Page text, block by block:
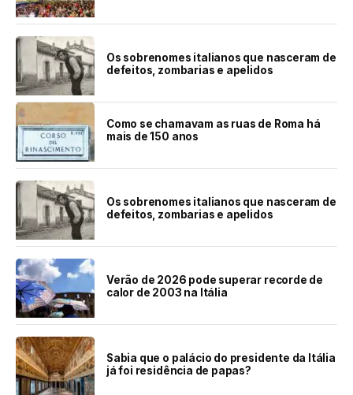
Os sobrenomes italianos que nasceram de
defeitos, zombarias e apelidos
Como se chamavam as ruas de Roma há
mais de 150 anos
Os sobrenomes italianos que nasceram de
defeitos, zombarias e apelidos
Verão de 2026 pode superar recorde de
calor de 2003 na Itália
Sabia que o palácio do presidente da Itália
já foi residência de papas?